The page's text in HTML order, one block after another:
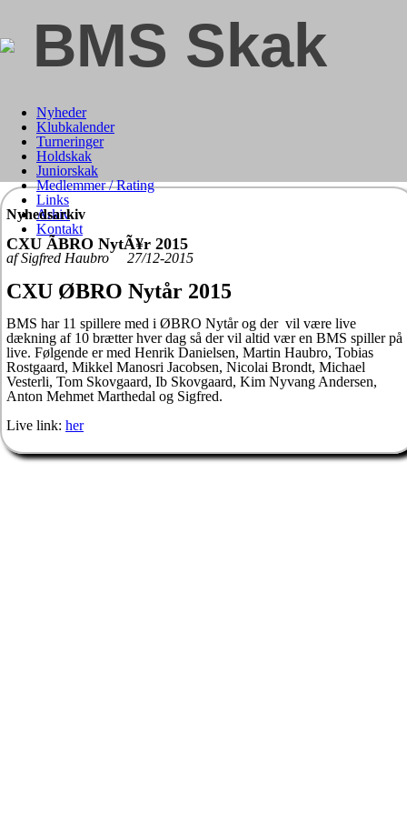
BMS Skak
Nyheder
Klubkalender
Turneringer
Holdskak
Juniorskak
Medlemmer / Rating
Links
Arkiv
Kontakt
Nyhedsarkiv
CXU ÃBRO NytÃ¥r 2015
af Sigfred Haubro 27/12-2015
CXU ØBRO Nytår 2015
BMS har 11 spillere med i ØBRO Nytår og der vil være live
dækning af 10 brætter hver dag så der vil altid vær en BMS spiller på
live. Følgende er med Henrik Danielsen, Martin Haubro, Tobias
Rostgaard, Mikkel Manosri Jacobsen, Nicolai Brondt, Michael
Vesterli, Tom Skovgaard, Ib Skovgaard, Kim Nyvang Andersen,
Anton Mehmet Marthedal og Sigfred.
Live link: her